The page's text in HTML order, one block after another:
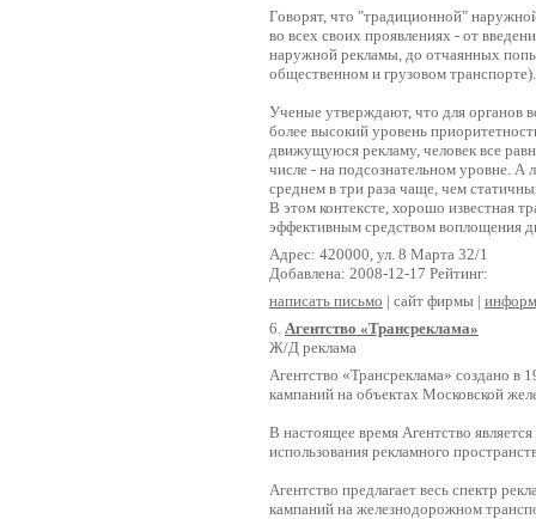
Говорят, что "традиционной"
во всех своих проявлениях - от
наружной рекламы, до отчаянных
общественном и грузовом транспорте).
Ученые утверждают, что для органов
более высокий уровень
движущуюся рекламу, человек все
числе - на подсознательном уровне.
среднем в три раза чаще, чем
В этом контексте, хорошо известная
эффективным средством воплощения
Адрес: 420000, ул. 8 Марта 32/1
Добавлена: 2008-12-17 Рейтинг:
написать письмо | сайт фирмы |
6. Агентство «Трансреклама»
Ж/Д реклама
Агентство «Трансреклама» создано в
кампаний на объектах Московской
В настоящее время Агентство
использования рекламного
Агентство предлагает весь спектр
кампаний на железнодорожном